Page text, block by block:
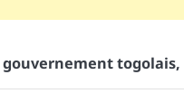
gouvernement togolais,